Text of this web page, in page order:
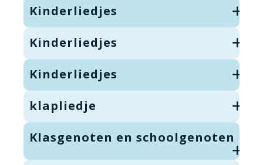
Kinderliedjes
Kinderliedjes
Kinderliedjes
klapliedje
Klasgenoten en schoolgenoten